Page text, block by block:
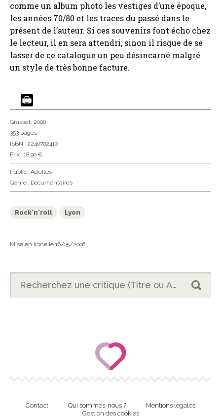
comme un album photo les vestiges d’une époque,
les années 70/80 et les traces du passé dans le
présent de l’auteur. Si ces souvenirs font écho chez
le lecteur, il en sera attendri, sinon il risque de se
lasser de ce catalogue un peu désincarné malgré
un style de très bonne facture.
Grasset, 2006
353 pages
ISBN : 2246702410
Prix : 18,90 €
Public : Adultes
Genre : Documentaires
Rock'n'roll Lyon
Mise en ligne le 16/05/2006
Contact Qui sommes-nous ?
Mentions légales
Gestion des cookies